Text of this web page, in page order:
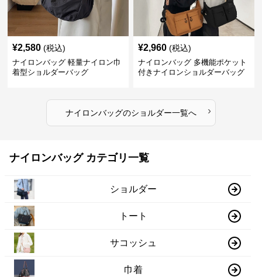
¥2,580 (税込)
ナイロンバッグ 軽量ナイロン巾
着型ショルダーバッグ
¥2,960 (税込)
ナイロンバッグ 多機能ポケット
付きナイロンショルダーバッグ
ナイロンバッグのショルダー一覧へ ›
ナイロンバッグ カテゴリ一覧
ショルダー
トート
サコッシュ
巾着